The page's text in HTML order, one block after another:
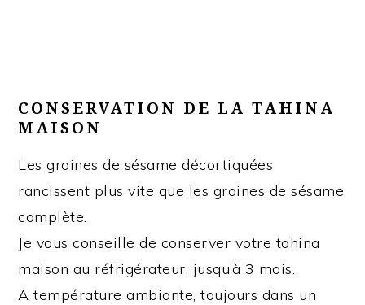
CONSERVATION DE LA TAHINA
MAISON
Les graines de sésame décortiquées
rancissent plus vite que les graines de sésame
complète.
Je vous conseille de conserver votre tahina
maison au réfrigérateur, jusqu’à 3 mois.
A température ambiante, toujours dans un